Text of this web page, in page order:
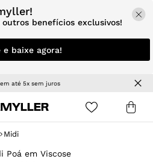
benefícios exclusivos!
e baixe agora!
até 5x sem juros
Midi
Poá em Viscose